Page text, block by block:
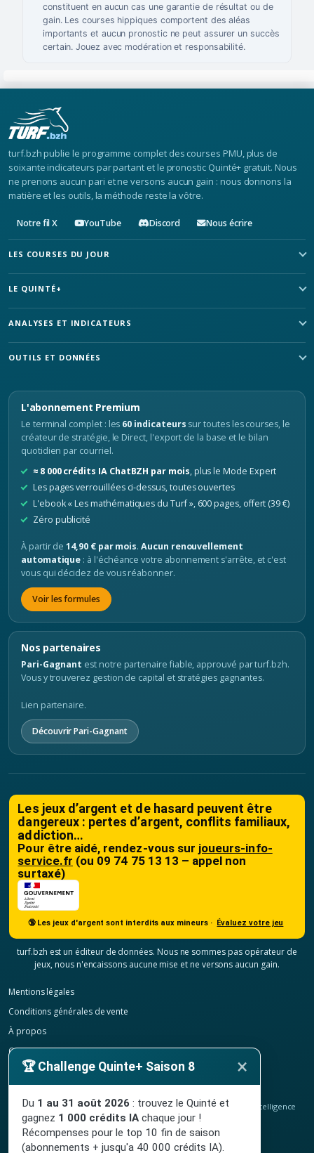
constituent en aucun cas une garantie de résultat ou de
gain. Les courses hippiques comportent des aléas
importants et aucun pronostic ne peut assurer un succès
certain. Jouez avec modération et responsabilité.
turf.bzh publie le programme complet des courses PMU, plus de
soixante indicateurs par partant et le pronostic Quinté+ gratuit. Nous
ne prenons aucun pari et ne versons aucun gain : nous donnons la
matière et les outils, la méthode reste la vôtre.
Notre fil X YouTube Discord Nous écrire
LES COURSES DU JOUR
LE QUINTÉ+
ANALYSES ET INDICATEURS
OUTILS ET DONNÉES
L'abonnement Premium
Le terminal complet : les 60 indicateurs sur toutes les courses, le
créateur de stratégie, le Direct, l'export de la base et le bilan
quotidien par courriel.
≈ 8 000 crédits IA ChatBZH par mois, plus le Mode Expert
Les pages verrouillées ci-dessus, toutes ouvertes
L'ebook « Les mathématiques du Turf », 600 pages, offert (39 €)
Zéro publicité
À partir de14,90 € par mois.Aucun renouvellement
automatique : à l'échéance votre abonnement s'arrête, et c'est
vous qui décidez de vous réabonner.
Voir les formules
Nos partenaires
Pari-Gagnant est notre partenaire fiable, approuvé par turf.bzh.
Vous y trouverez gestion de capital et stratégies gagnantes.
Lien partenaire.
Découvrir Pari-Gagnant
Les jeux d’argent et de hasard peuvent être
dangereux : pertes d’argent, conflits familiaux,
addiction…
Pour être aidé, rendez-vous sur joueurs-info-
service.fr (ou 09 74 75 13 13 – appel non
surtaxé)
🔞 Les jeux d'argent sont interdits aux mineurs · Évaluez votre jeu
turf.bzh est un éditeur de données. Nous ne sommes pas opérateur de
jeux, nous n'encaissons aucune mise et ne versons aucun gain.
Mentions légales
Conditions générales de vente
À propos
Contact
Confidentialité
© 2020-2026 TURF.bzh , analyses hippiques, classement ELO et intelligence
artificielle.
Site indépendant, sans lien avec le PMU. Jeu interdit aux mineurs.
🏆 Challenge Quinte+ Saison 8 ×
Du 1 au 31 août 2026 : trouvez le Quinté et
gagnez 1 000 crédits IA chaque jour !
Récompenses pour le top 10 fin de saison
(abonnements + jusqu'a 40 000 crédits IA).